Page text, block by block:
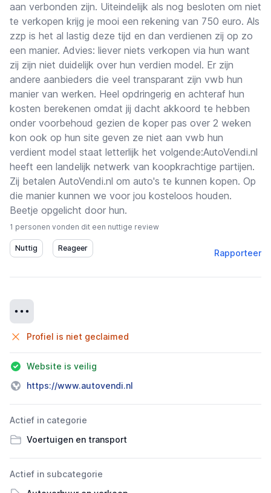
aan verbonden zijn. Uiteindelijk als nog besloten om niet
te verkopen krijg je mooi een rekening van 750 euro. Als
zzp is het al lastig deze tijd en dan verdienen zij op zo
een manier. Advies: liever niets verkopen via hun want
zij zijn niet duidelijk over hun verdien model. Er zijn
andere aanbieders die veel transparant zijn vwb hun
manier van werken. Heel opdringerig en achteraf hun
kosten berekenen omdat jij dacht akkoord te hebben
onder voorbehoud gezien de koper pas over 2 weken
kon ook op hun site geven ze niet aan vwb hun
verdient model staat letterlijk het volgende:AutoVendi.nl
heeft een landelijk netwerk van koopkrachtige partijen.
Zij betalen AutoVendi.nl om auto's te kunnen kopen. Op
die manier kunnen we voor jou kosteloos houden.
Beetje opgelicht door hun.
1 personen vonden dit een nuttige review
Rapporteer
Profiel is niet geclaimed
Website is veilig
https://www.autovendi.nl
Actief in categorie
Voertuigen en transport
Actief in subcategorie